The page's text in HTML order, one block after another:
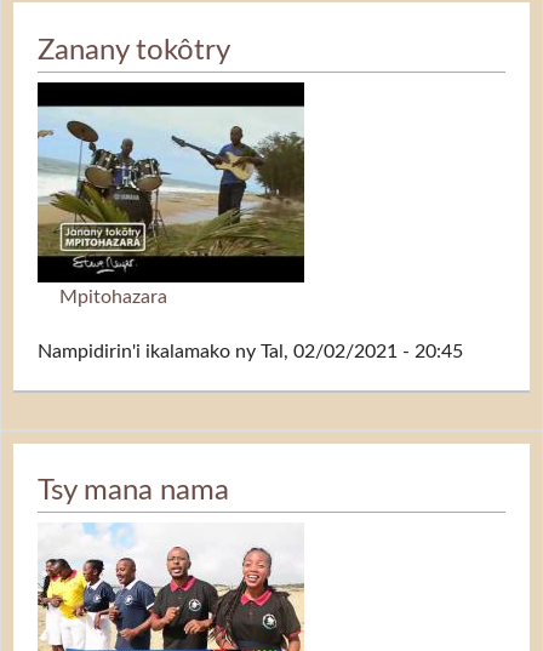
Zanany tokôtry
Mpitohazara
Nampidirin'i ikalamako ny Tal, 02/02/2021 - 20:45
Tsy mana nama